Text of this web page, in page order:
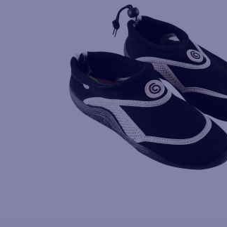
6.
queso
azucar
atun
10.